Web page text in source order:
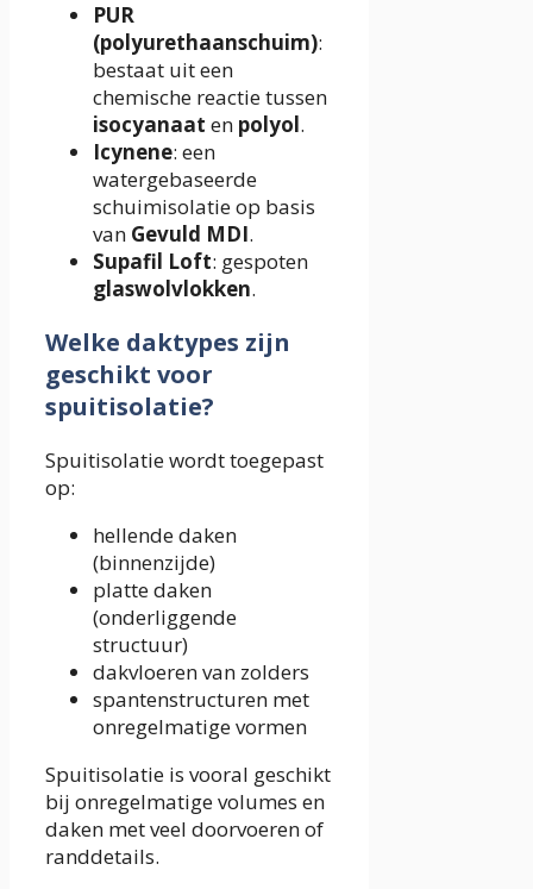
PUR
(polyurethaanschuim):
bestaat uit een
chemische reactie tussen
isocyanaat en polyol.
Icynene: een
watergebaseerde
schuimisolatie op basis
van Gevuld MDI.
Supafil Loft: gespoten
glaswolvlokken.
Welke daktypes zijn
geschikt voor
spuitisolatie?
Spuitisolatie wordt toegepast
op:
hellende daken
(binnenzijde)
platte daken
(onderliggende
structuur)
dakvloeren van zolders
spantenstructuren met
onregelmatige vormen
Spuitisolatie is vooral geschikt
bij onregelmatige volumes en
daken met veel doorvoeren of
randdetails.